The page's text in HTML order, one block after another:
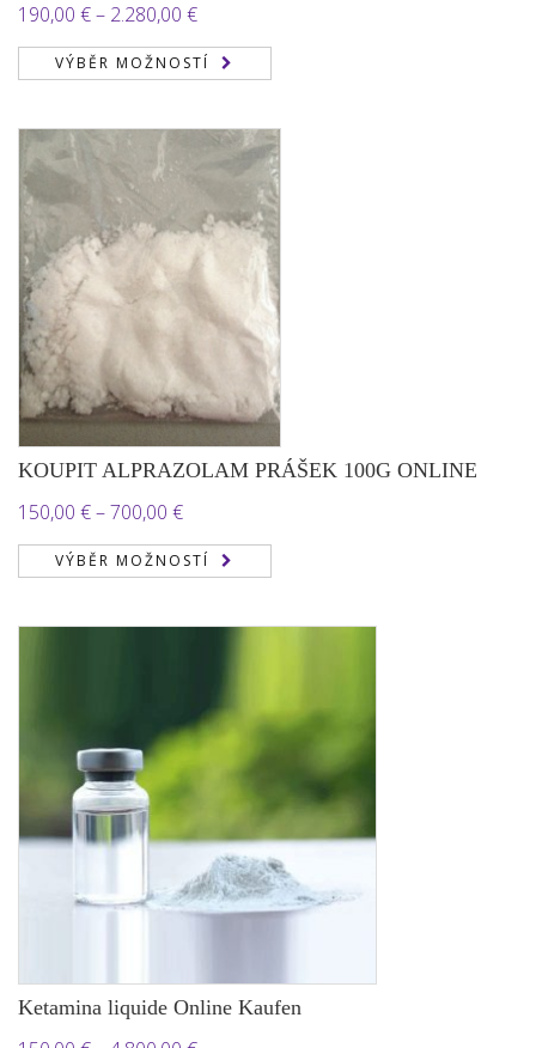
190,00 €– 2.280,00 €Rozpětí
cen:
190,00 €
2.280,00 €
VÝBĚR MOŽNOSTÍ
KOUPIT ALPRAZOLAM PRÁŠEK 100G ONLINE
150,00 €–700,00 €Rozpětí
cen:
150,00 €
VÝBĚR MOŽNOSTÍ
Ketamina liquide Online Kaufen